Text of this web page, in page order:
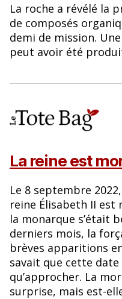
La roche a révélé la
de composés
demi de mission.
peut avoir été
La reine est
Le 8 septembre
reine Élisabeth II est
la monarque s’était
derniers mois, la
brèves apparitions
savait que cette
qu’approcher. La
surprise, mais est-